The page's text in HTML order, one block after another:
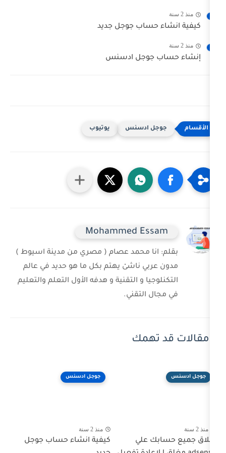
حساب جوجل جديد
جوجل ادسنس
ادسنس يوتيوب
Mohammed
انا محمد عصام ( مصري من مدينة اسيوط )
ناشىْ يهتم بكل ما هو حديد في عالم
و التقنية و هدفه الأول التعلم والتعليم
تهمك
علي
جوجل ادسنس
كيفية انشاء حساب جوجل